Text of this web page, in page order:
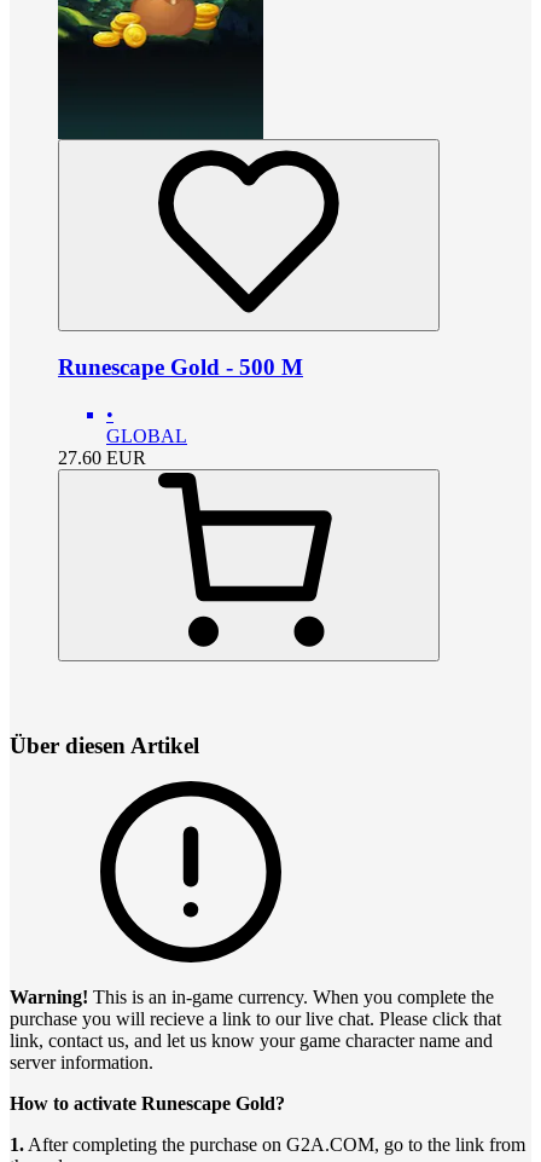
Runescape Gold - 500 M
•
GLOBAL
27.60 EUR
Über diesen Artikel
Warning! This is an in-game currency. When you complete the
purchase you will recieve a link to our live chat. Please click that
link, contact us, and let us know your game character name and
server information.
How to activate Runescape Gold?
1. After completing the purchase on G2A.COM, go to the link from